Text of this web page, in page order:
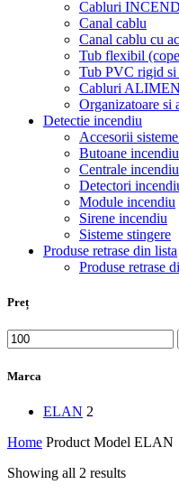
Cabluri
Canal cablu
Canal cablu cu
Tub flexibil
Tub PVC rigid si
Cabluri
Organizatoare si
Detectie incendiu
Accesorii
Butoane incendiu
Centrale incendiu
Detectori
Module incendiu
Sirene incendiu
Sisteme stingere
Produse retrase din lista
Produse retrase
Preț
Marca
ELAN 2
Home Product Model ELAN
Showing all 2 results